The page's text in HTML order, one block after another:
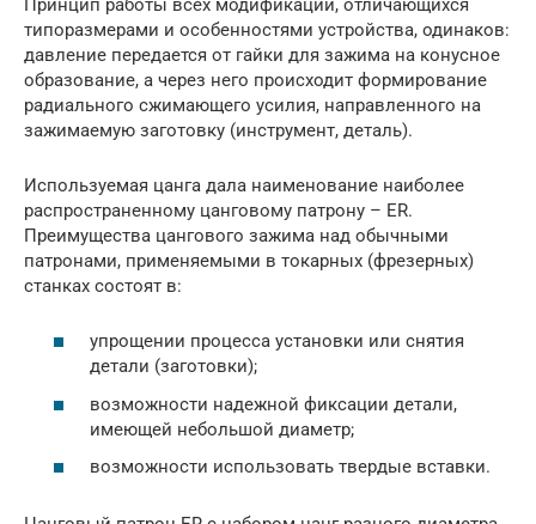
Принцип работы всех модификаций, отличающихся
типоразмерами и особенностями устройства, одинаков:
давление передается от гайки для зажима на конусное
образование, а через него происходит формирование
радиального сжимающего усилия, направленного на
зажимаемую заготовку (инструмент, деталь).
Используемая цанга дала наименование наиболее
распространенному цанговому патрону – ER.
Преимущества цангового зажима над обычными
патронами, применяемыми в токарных (фрезерных)
станках состоят в:
упрощении процесса установки или снятия
детали (заготовки);
возможности надежной фиксации детали,
имеющей небольшой диаметр;
возможности использовать твердые вставки.